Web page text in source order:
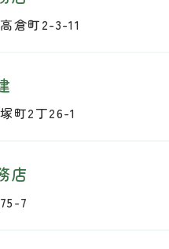
倉町2-3-11
町2丁26-1
店
7